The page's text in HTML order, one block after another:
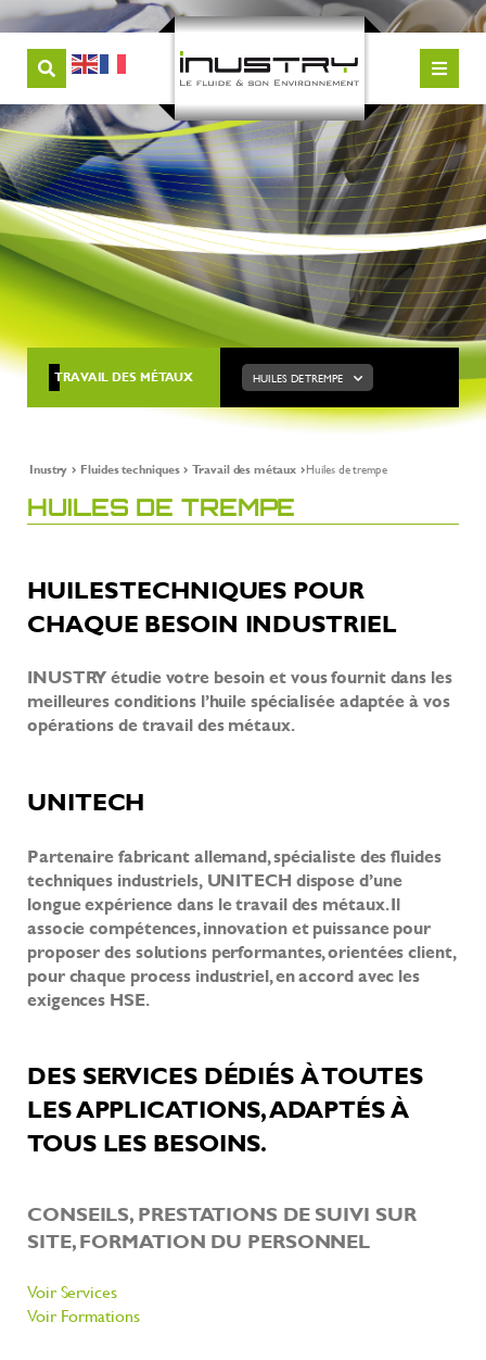
TRAVAIL DES MÉTAUX HUILES DE TREMPE
Inustry Fluides techniques Travail des métaux Huiles de trempe
HUILES DE TREMPE
HUILES TECHNIQUES POUR
CHAQUE BESOIN INDUSTRIEL
INUSTRY étudie votre besoin et vous fournit dans les
meilleures conditions l’huile spécialisée adaptée à vos
opérations de travail des métaux.
UNITECH
Partenaire fabricant allemand, spécialiste des fluides
techniques industriels, UNITECH dispose d’une
longue expérience dans le travail des métaux. Il
associe compétences, innovation et puissance pour
proposer des solutions performantes, orientées client,
pour chaque process industriel, en accord avec les
exigences HSE.
DES SERVICES DÉDIÉS À TOUTES
LES APPLICATIONS, ADAPTÉS À
TOUS LES BESOINS.
CONSEILS, PRESTATIONS DE SUIVI SUR
SITE, FORMATION DU PERSONNEL
VoirServices
Voir Formations